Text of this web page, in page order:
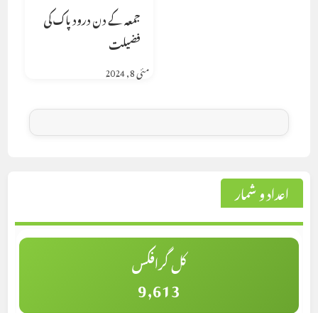
جمعہ کے دن درود پاک کی
فضیلت
مئی 8, 2024
اعداد و شمار
کل گرافکس
9,613